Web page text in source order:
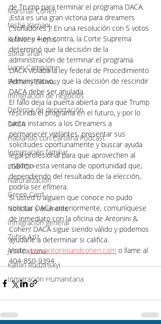
Marshall Cohen
Nisha Karnani
Kathleen Hoyos
Sonal Shah
Liann Campagne
Bethany Biswas
Inmigración de negocios
Defensa de deportación
DACA
Hablando con Carolina Podcast
Inmigración familiar
LGBTQI+
Naturalización
Green Card
Noticias y anuncios
Inmigración general
Zuhra Aziz
Jessica Luna
Kaitlin Rudzinskyi
Inmigración Humanitaria
de Trump para terminar el programa DACA.
¡Esta es una gran victoria para dreamers
(“soñadores”)! En una resolución con 5 votos
a favor y 4 en contra, la Corte Suprema
determinó que la decisión de la
administración de terminar el programa
DACA violaba la ley federal de Procedimiento
Administrativo, y que la decisión de rescindir
DACA debe ser anulada.
El fallo deja la puerta abierta para que Trump
rescinda el programa en el futuro, y por lo
tanto instamos a los Dreamers a
permanecer vigilantes, presentar sus
solicitudes oportunamente y buscar ayuda
legal profesional para que aprovechen al
máximo esta ventana de oportunidad que,
dependiendo del resultado de la elección,
podría ser efímera.
Si usted o alguien que conoce no pudo
solicitar DACA anteriormente, comuníquese
de inmediato con la oficina de Antonini &
Cohen! DACA sigue siendo válido y podemos
ayudarle a determinar si califica.
Visite www.antoniniandcohen.com o llame al
404-850-9394.